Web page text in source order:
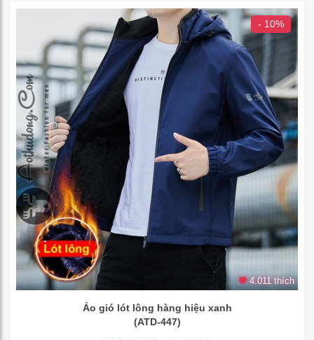
- 10%
4.011 thích
Áo gió lót lông hàng hiệu xanh
(ATD-447)